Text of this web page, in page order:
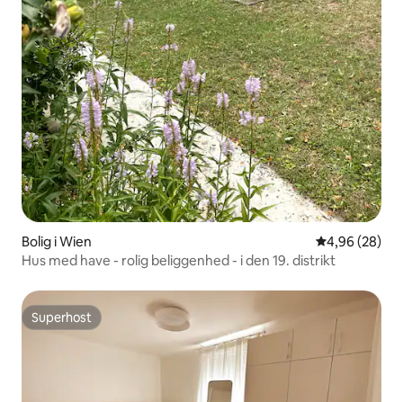
Bolig i Wien 4,96 ud af 5 i
4,96 (28)
Hus med have - rolig beliggenhed - i den 19. distrikt
Superhost
Superhost